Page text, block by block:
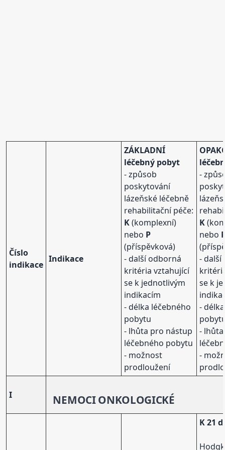
Číslo
indikace
Indikace
ZÁKLADNÍ
léčebný pobyt
- způsob
poskytování
lázeňské léčebně
rehabilitační péče:
K(komplexní)
nebo P
(příspěvková)
- další odborná
kritéria vztahující
se k jednotlivým
indikacím
- délka léčebného
pobytu
- lhůta pro nástup
léčebného pobytu
- možnost
prodloužení
-
K
nebo
- další
se k
-
-
-
I NEMOCI ONKOLOGICKÉ
K 21